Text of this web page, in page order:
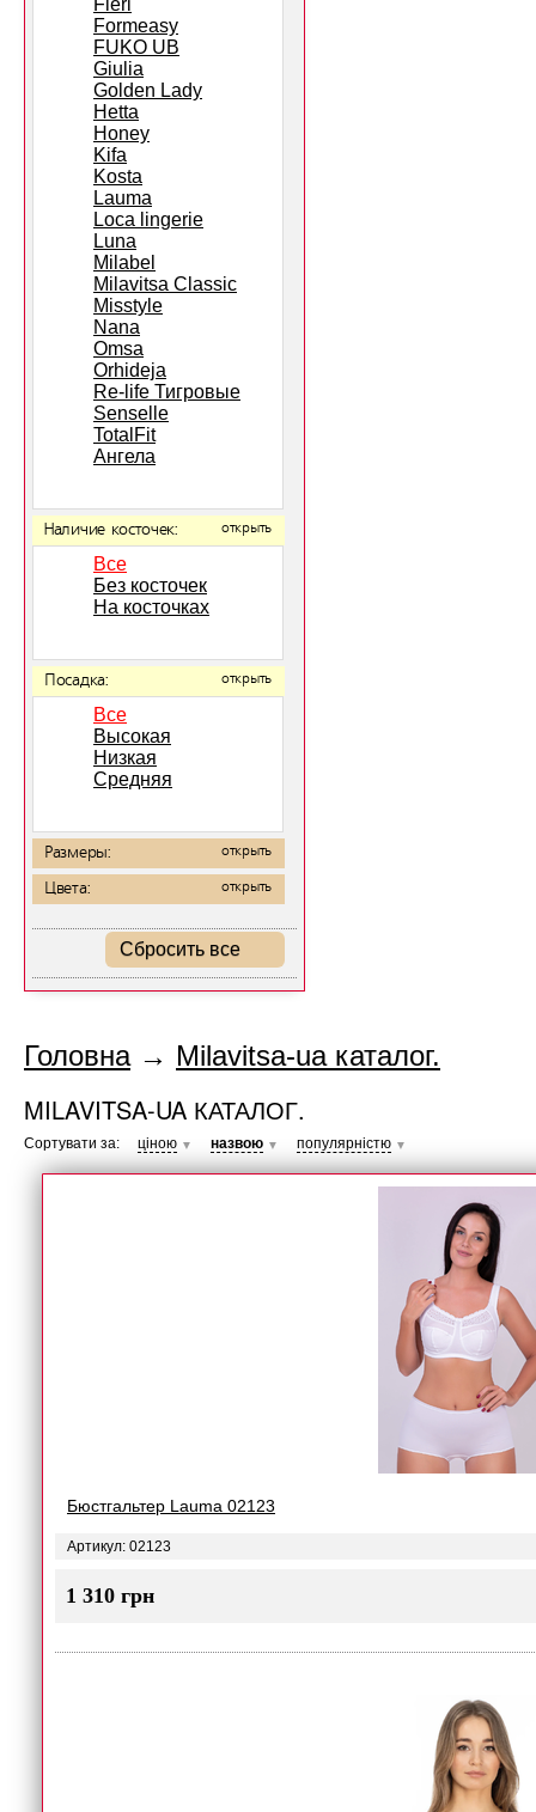
Fleri
Formeasy
FUKO UB
Giulia
Golden Lady
Hetta
Honey
Kifa
Kosta
Lauma
Loca lingerie
Luna
Milabel
Milavitsa Classic
Misstyle
Nana
Omsa
Orhideja
Re-life Тигровые
Senselle
TotalFit
Ангела
Наличие косточек: открыть
Все
Без косточек
На косточках
Посадка: открыть
Все
Высокая
Низкая
Средняя
Размеры: открыть
Цвета: открыть
Сбросить все
Головна→ Milavitsa-ua каталог.
MILAVITSA-UA КАТАЛОГ.
Сортувати за: ціною ▼ назвою ▼ популярністю ▼
Бюстгальтер Lauma 02123
Артикул: 02123
1 310 грн